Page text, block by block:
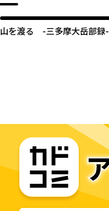
山を渡る -三多摩大岳部録-